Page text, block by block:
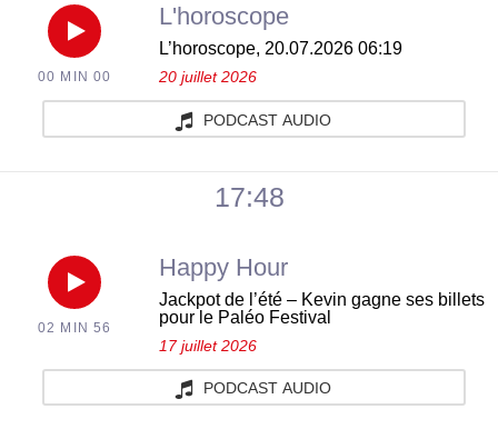
Réécouter
L’horoscope,
20.07.2026
du
jeudi
06
août
00 MIN 00
L'horoscope
L’horoscope, 20.07.2026 06:19
20 juillet 2026
PODCAST AUDIO
17:48
Réécouter
Jackpot
de
02 MIN 56
Happy Hour
Jackpot de l’été – Kevin gagne ses billets
pour le Paléo Festival
17 juillet 2026
PODCAST AUDIO